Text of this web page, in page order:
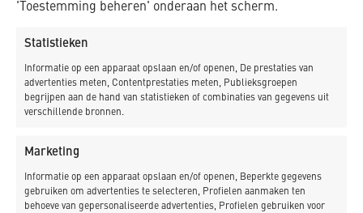
'Toestemming beheren' onderaan het scherm.
Statistieken
Informatie op een apparaat opslaan en/of openen, De prestaties van
advertenties meten, Contentprestaties meten, Publieksgroepen
begrijpen aan de hand van statistieken of combinaties van gegevens uit
verschillende bronnen.
Marketing
Informatie op een apparaat opslaan en/of openen, Beperkte gegevens
gebruiken om advertenties te selecteren, Profielen aanmaken ten
behoeve van gepersonaliseerde advertenties, Profielen gebruiken voor
Aan de basis van de energietransitie